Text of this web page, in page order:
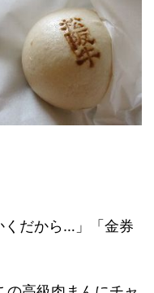
くだから…」「金券